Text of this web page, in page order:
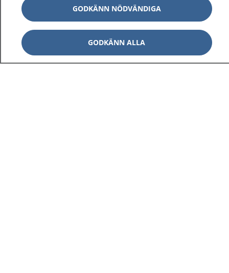
GODKÄNN NÖDVÄNDIGA
GODKÄNN ALLA